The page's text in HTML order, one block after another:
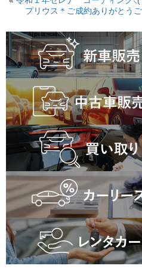
プリウス＊ご成約ありがとう